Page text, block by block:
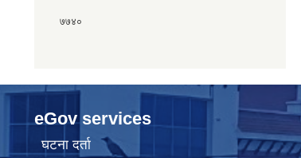
७७४०
eGov services
घटना दर्ता